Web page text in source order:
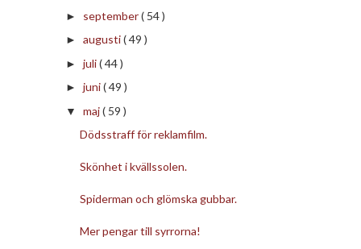
► september( 54 )
► augusti( 49 )
► juli( 44 )
► juni( 49 )
▼ maj( 59 )
Dödsstraff för reklamfilm.
Skönhet i kvällssolen.
Spiderman och glömska gubbar.
Mer pengar till syrrorna!